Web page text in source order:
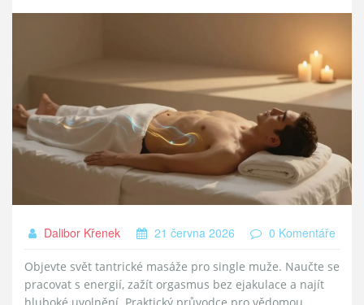
Dalibor Křenek 21 června 2026 0 Komentáře
Objevte svět tantrické masáže pro single muže. Naučte se
pracovat s energií, zažít orgasmus bez ejakulace a najít
hluboké uvolnění. Praktický průvodce pro vědomou